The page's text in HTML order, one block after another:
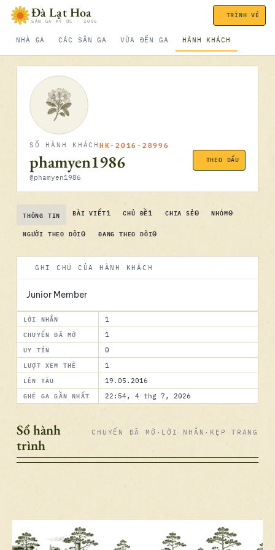
Bỏ qua nội dungĐà Lạt Hoa
SÂN GA KÝ ỨC · 2006
NHÀ GA CÁC SÂN GA VỪA ĐẾN GA HÀNH KHÁCH
TRÌNH VÉ
SỐ HÀNH KHÁCH HK-2016-28996
phamyen1986
@phamyen1986
THEO DẤU
THÔNG TIN BÀI VIẾT1 CHỦ ĐỀ1 CHIA SẺ0 NHÓM0
NGƯỜI THEO DÕI0 ĐANG THEO DÕI0
GHI CHÚ CỦA HÀNH KHÁCH
Junior Member
LỜI NHẮN 1
CHUYẾN ĐÃ MỞ 1
UY TÍN 0
LƯỢT XEM THẺ 1
LÊN TÀU 19.05.2016
GHÉ GA GẦN NHẤT 22:54, 4 thg 7, 2026
Sổ hành
trình
CHUYẾN ĐÃ MỞ · LỜI NHẮN · KẸP TRANG